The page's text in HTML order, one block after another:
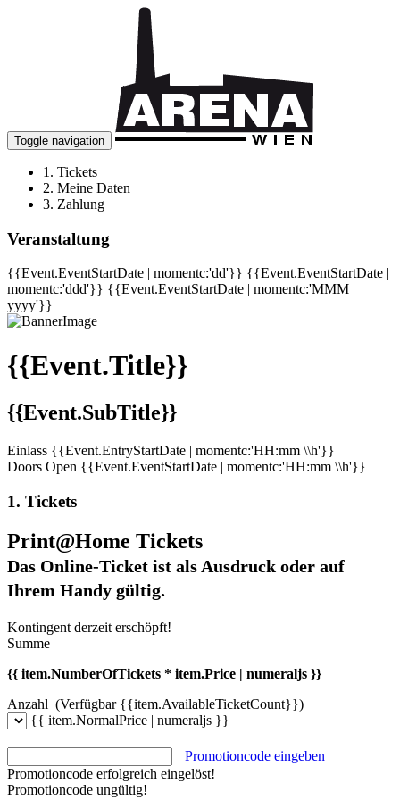
Toggle navigation
1. Tickets
2. Meine Daten
3. Zahlung
Veranstaltung
{{Event.EventStartDate | momentc:'dd'}} {{Event.EventStartDate |
momentc:'ddd'}} {{Event.EventStartDate | momentc:'MMM |
yyyy'}}
{{Event.Title}}
{{Event.SubTitle}}
Einlass {{Event.EntryStartDate | momentc:'HH:mm \\h'}}
Doors Open {{Event.EventStartDate | momentc:'HH:mm \\h'}}
1. Tickets
Print@Home Tickets
Das Online-Ticket ist als Ausdruck oder auf
Ihrem Handy gültig.
Kontingent derzeit erschöpft!
Summe
{{ item.NumberOfTickets * item.Price | numeraljs }}
Anzahl (Verfügbar {{item.AvailableTicketCount}})
{{ item.NormalPrice | numeraljs }}
Promotioncode eingeben
Promotioncode erfolgreich eingelöst!
Promotioncode ungültig!